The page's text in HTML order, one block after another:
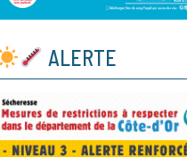
ALERTE